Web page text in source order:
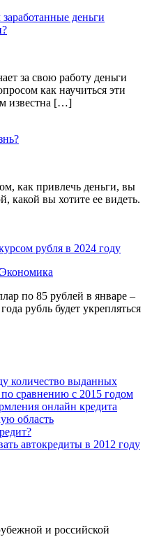
за свою работу деньги
как научиться эти
известна […]
как привлечь деньги, вы
какой вы хотите ее видеть.
рубля в 2024 году
Экономика
по 85 рублей в январе –
рубль будет укрепляться
выданных
сравнению с 2015 годом
онлайн кредита
область
автокредиты в 2012 году
и российской